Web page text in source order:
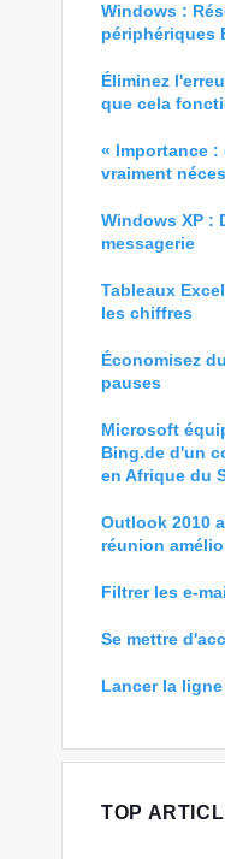
Windows :
périphériques
Éliminez
que cela
« Importance :
vraiment
Windows XP :
messagerie
Tableaux
les chiffres
Économisez
pauses
Microsoft
Bing.de d'un
en Afrique du
Outlook 2010
réunion
Filtrer les e-
Se mettre
Lancer la
TOP